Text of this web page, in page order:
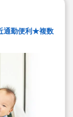
通勤便利★複数